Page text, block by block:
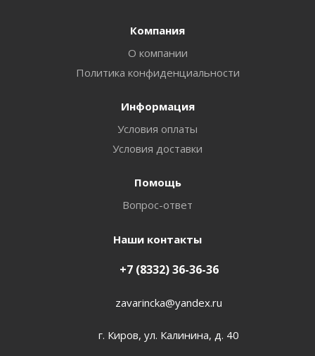
Компания
О компании
Политика конфиденциальности
Информация
Условия оплаты
Условия доставки
Помощь
Вопрос-ответ
Наши контакты
+7 (8332) 36-36-36
zavarincka@yandex.ru
г. Киров, ул. Калинина, д. 40